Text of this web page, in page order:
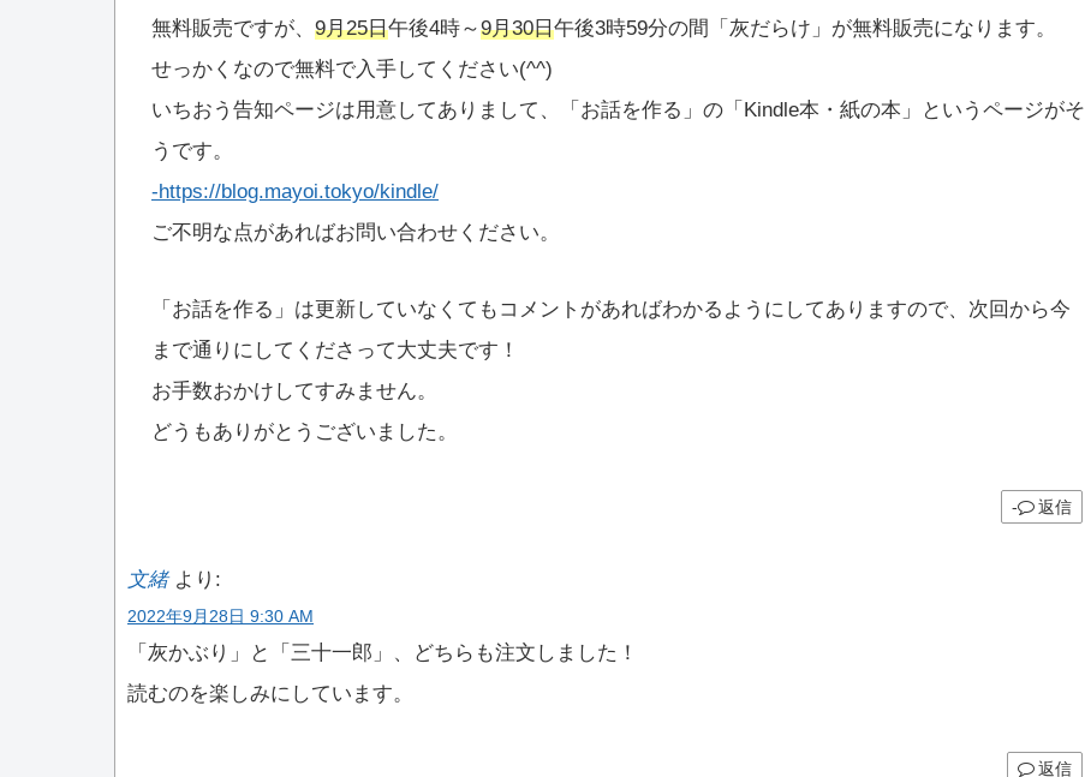
無料販売ですが、 9月25日午後4時～9月30日午後3時59分の間「灰だらけ」が無料販売になります。
せっかくなので無料で入手してください(^^)
いちおう告知ページは用意してありまして、「お話を作る」の「Kindle本・紙の本」というページがそ
うです。
https://blog.mayoi.tokyo/kindle/
ご不明な点があればお問い合わせください。
「お話を作る」は更新していなくてもコメントがあればわかるようにしてありますので、次回から今
まで通りにしてくださって大丈夫です！
お手数おかけしてすみません。
どうもありがとうございました。
返信
文緒 より:
2022年9月28日 9:30 AM
「灰かぶり」と「三十一郎」、どちらも注文しました！
読むのを楽しみにしています。
返信